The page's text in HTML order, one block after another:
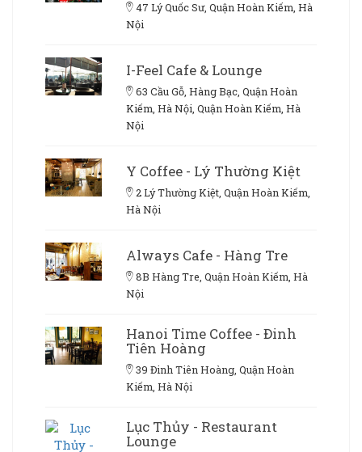
47 Lý Quốc Sư, Quận Hoàn Kiếm, Hà
Nội
I-Feel Cafe & Lounge
63 Cầu Gỗ, Hàng Bạc, Quận Hoàn
Kiếm, Hà Nội, Quận Hoàn Kiếm, Hà
Nội
Y Coffee - Lý Thường Kiệt
2 Lý Thường Kiệt, Quận Hoàn Kiếm,
Hà Nội
Always Cafe - Hàng Tre
8B Hàng Tre, Quận Hoàn Kiếm, Hà
Nội
Hanoi Time Coffee - Đinh
Tiên Hoàng
39 Đinh Tiên Hoàng, Quận Hoàn
Kiếm, Hà Nội
Lục Thủy - Restaurant
Lounge